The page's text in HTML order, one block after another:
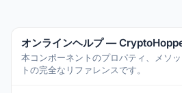
オンラインヘルプ —
本コンポーネントのプロパティ、メソ
トの完全なリファレンスです。